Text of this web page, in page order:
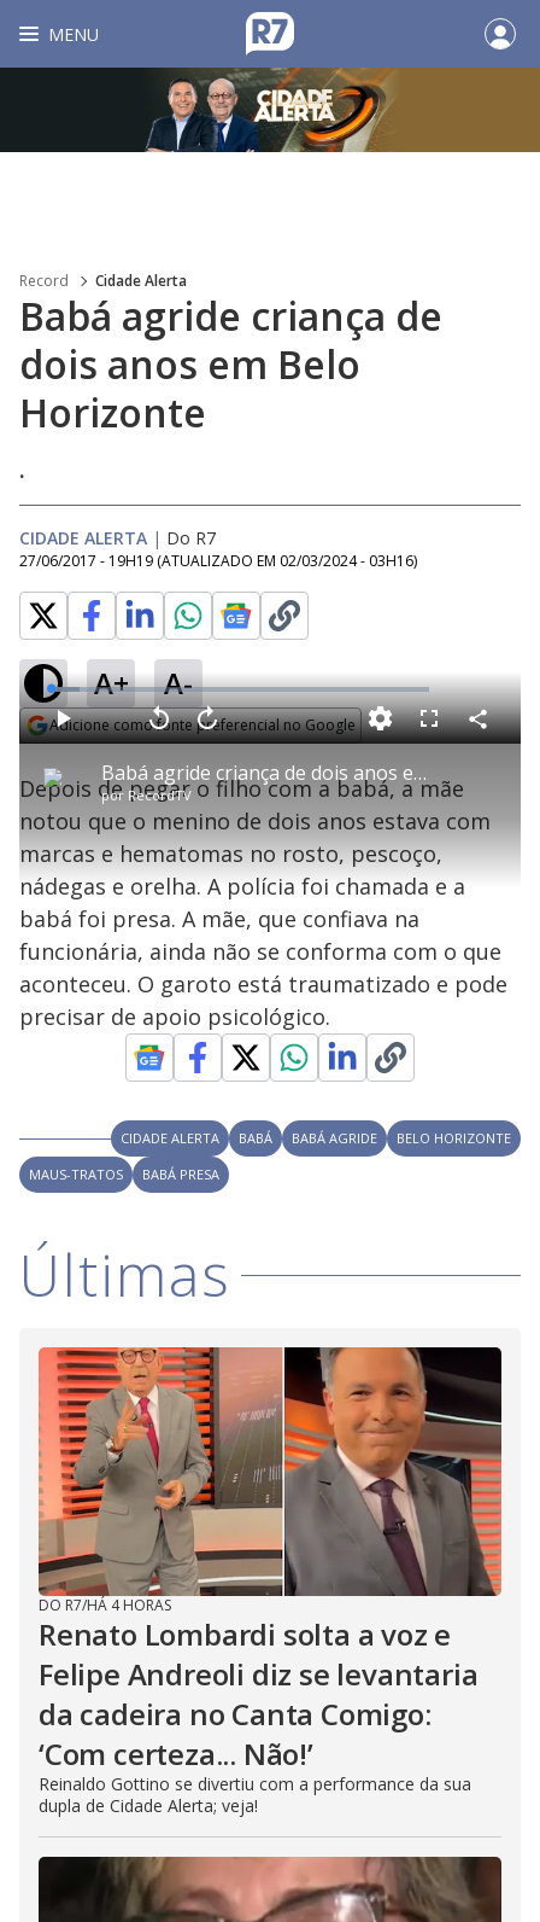
MENU
Record Cidade Alerta
Babá agride criança de
dois anos em Belo
Horizonte
.
CIDADE ALERTA | Do R7
27/06/2017 - 19H19 (ATUALIZADO EM 02/03/2024 - 03H16)
A+ A-
Adicione como fonte preferencial no Google
P
l
a
y
V
i
e
o
Babá agride criança de dois anos em Belo Horizonte
por RecordTV
P V
t
a
r
0
e
g
n
d
s
A
n
ç
a
s
e
n
o
s
M
u
L
o
a
d
e
.
5
4
%
F
s
c
e
n
C
o
i
l
Depois de pegar o filho com a babá, a mãe
notou que o menino de dois anos estava com
marcas e hematomas no rosto, pescoço,
nádegas e orelha. A polícia foi chamada e a
babá foi presa. A mãe, que confiava na
funcionária, ainda não se conforma com o que
aconteceu. O garoto está traumatizado e pode
precisar de apoio psicológico.
CIDADE ALERTA BABÁ BABÁ AGRIDE
BELO HORIZONTE
MAUS-TRATOS
BABÁ PRESA
Últimas
DO R7/HÁ 4 HORAS
Renato Lombardi solta a voz e
Felipe Andreoli diz se levantaria
da cadeira no Canta Comigo:
‘Com certeza... Não!’
Reinaldo Gottino se divertiu com a performance da sua
dupla de Cidade Alerta; veja!